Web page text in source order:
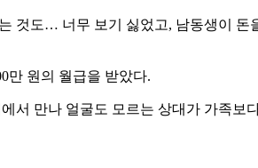
것도… 너무 보기 싫었고, 남동생이
만 원의 월급을 받았다.
에서 만나 얼굴도 모르는 상대가 가족보